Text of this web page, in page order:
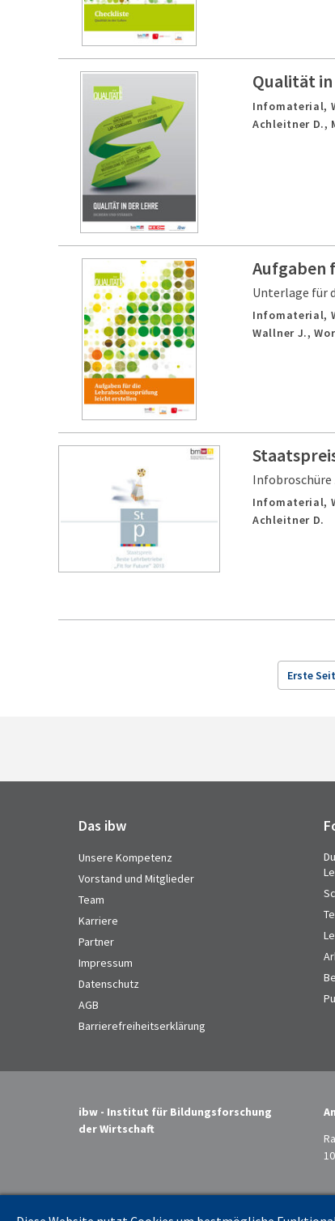
Qualität
Infomaterial,
Achleitner D.,
Aufgaben
Unterlage für
Infomaterial,
Wallner J.,
Infobroschüre
Infomaterial,
Achleitner D.
Erste
Das ibw
Unsere Kompetenz
Vorstand und Mitglieder
Team
Karriere
Partner
Impressum
Datenschutz
AGB
Barrierefreiheitserklärung
ibw - Institut für Bildungsforschung
der Wirtschaft